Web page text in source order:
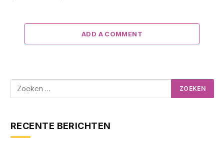
ADD A COMMENT
RECENTE BERICHTEN